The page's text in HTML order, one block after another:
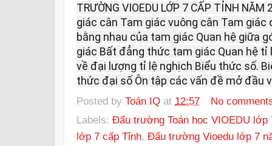
TRƯỜNG VIOEDU LỚP 7 CẤP TỈNH
giác cân Tam giác vuông cân Tam
bằng nhau của tam giác Quan hệ giữa
giác Bất đẳng thức tam giác Quan hệ
về đại lượng tỉ lệ nghịch Biểu thức số.
thức đại số Ôn tập các vấn đề mở đầu
Posted by Toán IQ at 12:57
No
Labels: Đấu trường Toán học VIOEDU lớp
lớp 7 cấp Tỉnh, Đấu trường Vioedu lớp 7